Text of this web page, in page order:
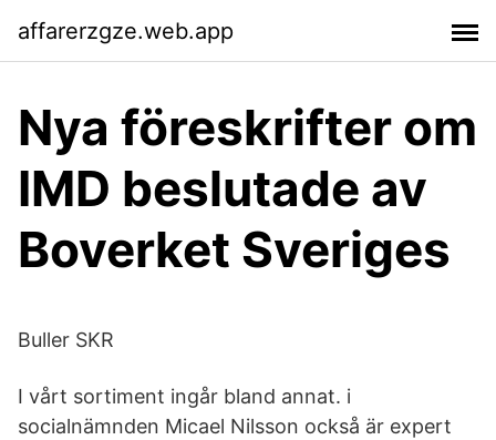
affarerzgze.web.app
Nya föreskrifter om
IMD beslutade av
Boverket Sveriges
Buller SKR
I vårt sortiment ingår bland annat. i
socialnämnden Micael Nilsson också är expert